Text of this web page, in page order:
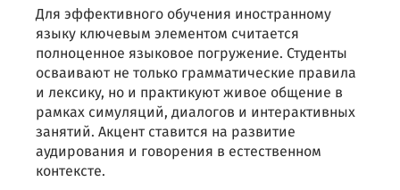
Для эффективного обучения иностранному
языку ключевым элементом считается
полноценное языковое погружение. Студенты
осваивают не только грамматические правила
и лексику, но и практикуют живое общение в
рамках симуляций, диалогов и интерактивных
занятий. Акцент ставится на развитие
аудирования и говорения в естественном
контексте.